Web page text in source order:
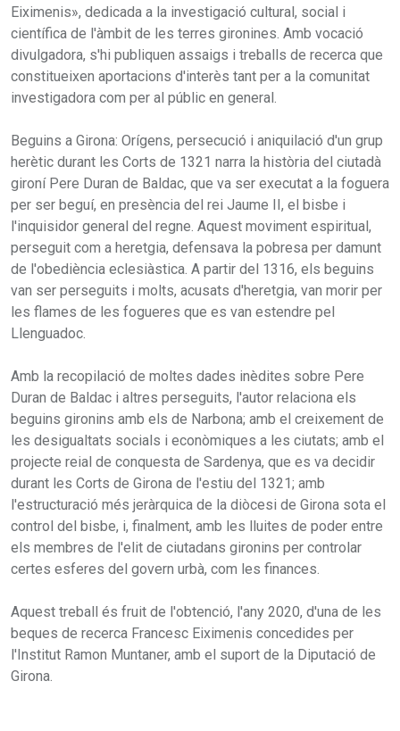
Eiximenis», dedicada a la investigació cultural, social i
científica de l'àmbit de les terres gironines. Amb vocació
divulgadora, s'hi publiquen assaigs i treballs de recerca que
constitueixen aportacions d'interès tant per a la comunitat
investigadora com per al públic en general.
Beguins a Girona: Orígens, persecució i aniquilació d'un grup
herètic durant les Corts de 1321 narra la història del ciutadà
gironí Pere Duran de Baldac, que va ser executat a la foguera
per ser beguí, en presència del rei Jaume II, el bisbe i
l'inquisidor general del regne. Aquest moviment espiritual,
perseguit com a heretgia, defensava la pobresa per damunt
de l'obediència eclesiàstica. A partir del 1316, els beguins
van ser perseguits i molts, acusats d'heretgia, van morir per
les flames de les fogueres que es van estendre pel
Llenguadoc.
Amb la recopilació de moltes dades inèdites sobre Pere
Duran de Baldac i altres perseguits, l'autor relaciona els
beguins gironins amb els de Narbona; amb el creixement de
les desigualtats socials i econòmiques a les ciutats; amb el
projecte reial de conquesta de Sardenya, que es va decidir
durant les Corts de Girona de l'estiu del 1321; amb
l'estructuració més jeràrquica de la diòcesi de Girona sota el
control del bisbe, i, finalment, amb les lluites de poder entre
els membres de l'elit de ciutadans gironins per controlar
certes esferes del govern urbà, com les finances.
Aquest treball és fruit de l'obtenció, l'any 2020, d'una de les
beques de recerca Francesc Eiximenis concedides per
l'Institut Ramon Muntaner, amb el suport de la Diputació de
Girona.